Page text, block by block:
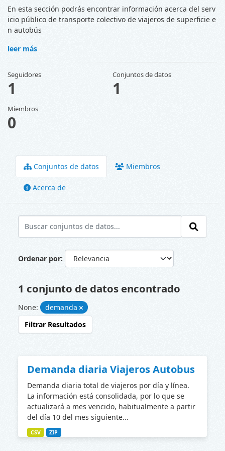
Conjuntos de datos Miembros
Acerca de
Ordenar por
1 conjunto de datos encontrado
None:
demanda
Filtrar Resultados
Demanda diaria Viajeros Autobus
Demanda diaria total de viajeros por día y línea.
La información está consolidada, por lo que se
actualizará a mes vencido, habitualmente a partir
del día 10 del mes siguiente...
CSV ZIP
En esta sección podrás encontrar información acerca del serv
icio público de transporte colectivo de viajeros de superficie e
n autobús
leer más
Seguidores
1
Conjuntos de datos
1
Miembros
0